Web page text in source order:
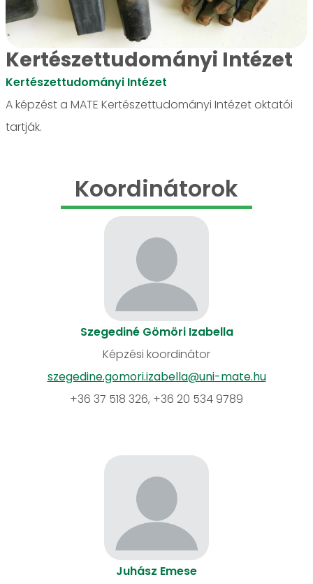
Kertészettudományi Intézet
Kertészettudományi Intézet
A képzést a MATE Kertészettudományi Intézet oktatói
tartják.
Koordinátorok
Szegediné Gömöri Izabella
Képzési koordinátor
szegedine.gomori.izabella@uni-mate.hu
+36 37 518 326, +36 20 534 9789
Juhász Emese